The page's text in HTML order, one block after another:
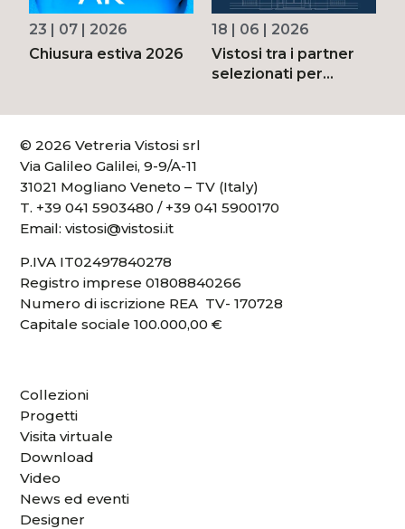
23 | 07 | 2026
Chiusura estiva 2026
18 | 06 | 2026
Vistosi tra i partner
selezionati per
del Corriere della
© 2026 Vetreria Vistosi srl
Via Galileo Galilei, 9-9/A-11
31021 Mogliano Veneto – TV (Italy)
T. +39 041 5903480 / +39 041 5900170
Email:vistosi@vistosi.it
P.IVA IT02497840278
Registro imprese 01808840266
Numero di iscrizione REA TV- 170728
Capitale sociale 100.000,00 €
Collezioni
Progetti
Visita virtuale
Download
Video
News ed eventi
Designer